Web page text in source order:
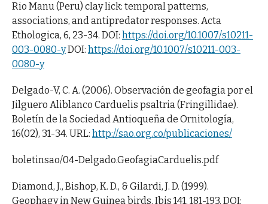
Rio Manu (Peru) clay lick: temporal patterns,
associations, and antipredator responses. Acta
Ethologica, 6, 23-34. DOI: https://doi.org/10.1007/s10211-
003-0080-yDOI: https://doi.org/10.1007/s10211-003-
0080-y
Delgado-V, C. A. (2006). Observación de geofagia por el
Jilguero Aliblanco Carduelis psaltria (Fringillidae).
Boletín de la Sociedad Antioqueña de Ornitología,
16(02), 31-34. URL: http://sao.org.co/publicaciones/
boletinsao/04-Delgado.GeofagiaCarduelis.pdf
Diamond, J., Bishop, K. D., & Gilardi, J. D. (1999).
Geophagy in New Guinea birds. Ibis 141, 181-193. DOI: